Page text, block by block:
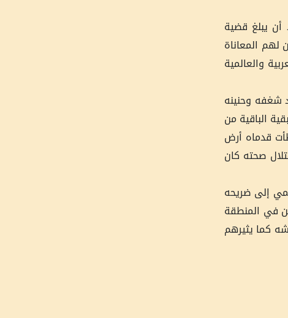
أن يبلغ قضية
المعاناة
والعالمية
شغفه وحنينه
الباقية من
وكم كانت فرحته حينما وطأت قدماه أرض
صحته كان
إلى ضريحه
في المنطقة
كما يثيرهم